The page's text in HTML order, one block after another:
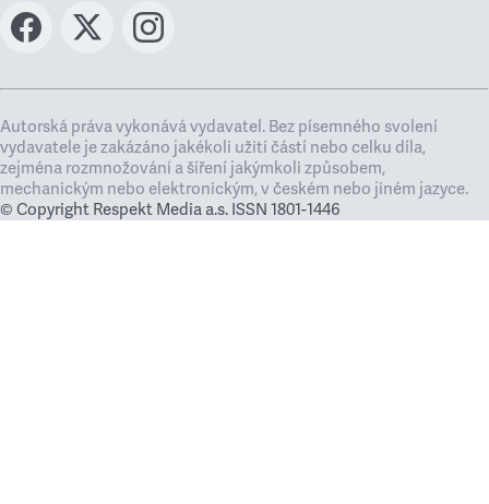
Autorská práva vykonává vydavatel. Bez písemného svolení
vydavatele je zakázáno jakékoli užití částí nebo celku díla,
zejména rozmnožování a šíření jakýmkoli způsobem,
mechanickým nebo elektronickým, v českém nebo jiném jazyce.
© Copyright Respekt Media a.s. ISSN 1801-1446